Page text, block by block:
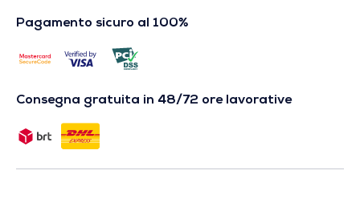
Pagamento sicuro al 100%
Consegna gratuita in 48/72 ore lavorative